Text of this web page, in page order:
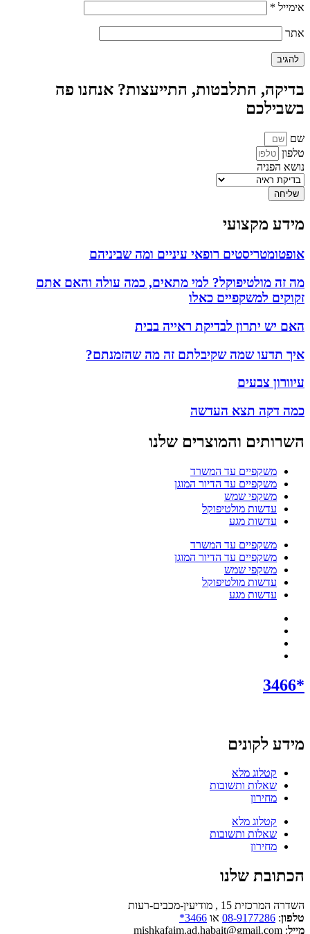
אימייל *
אתר
בדיקה, התלבטות, התייעצות? אנחנו פה
בשבילכם
שם
טלפון
נושא הפניה
שליחה
מידע מקצועי
אופטומטריסטים רופאי עיניים ומה שביניהם
מה זה מולטיפוקל? למי מתאים, כמה עולה והאם אתם
זקוקים למשקפיים כאלו
האם יש יתרון לבדיקת ראייה בבית
איך תדעו שמה שקיבלתם זה מה שהזמנתם?
עיוורון צבעים
כמה דקה תצא העדשה
השרותים והמוצרים שלנו
משקפיים עד המשרד
משקפיים עד הדיור המוגן
משקפי שמש
עדשות מולטיפוקל
עדשות מגע
משקפיים עד המשרד
משקפיים עד הדיור המוגן
משקפי שמש
עדשות מולטיפוקל
עדשות מגע
*3466
מידע לקונים
קטלוג מלא
שאלות ותשובות
מחירון
קטלוג מלא
שאלות ותשובות
מחירון
הכתובת שלנו
השדרה המרכזית 15 , מודיעין-מכבים-רעות
טלפון:
08-9177286 או 3466*
מייל: mishkafaim.ad.habait@gmail.com